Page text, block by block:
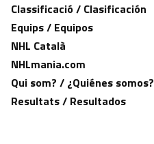
Classificació / Clasificación
Equips / Equipos
NHL Català
NHLmania.com
Qui som? / ¿Quiénes somos?
Resultats / Resultados